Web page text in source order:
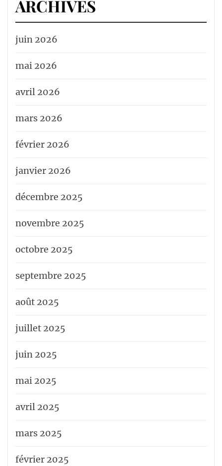
ARCHIVES
juin 2026
mai 2026
avril 2026
mars 2026
février 2026
janvier 2026
décembre 2025
novembre 2025
octobre 2025
septembre 2025
août 2025
juillet 2025
juin 2025
mai 2025
avril 2025
mars 2025
février 2025